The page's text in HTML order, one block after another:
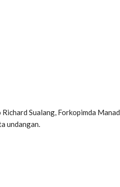
Sualang, Forkopimda
undangan.